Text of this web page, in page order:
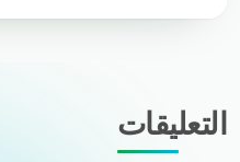
التعليقات